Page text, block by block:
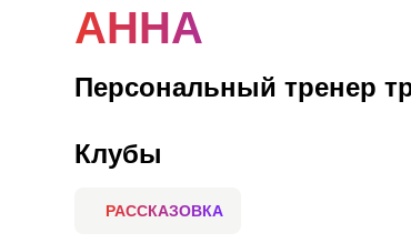
АННА
Персональный тренер
Клубы
РАССКАЗОВКА